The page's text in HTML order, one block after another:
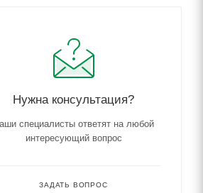
Нужна консультация?
специалисты ответят на любой
интересующий вопрос
ЗАДАТЬ ВОПРОС